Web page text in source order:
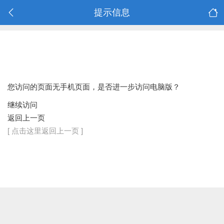
提示信息
您访问的页面无手机页面，是否进一步访问电脑版？
继续访问
返回上一页
[ 点击这里返回上一页 ]